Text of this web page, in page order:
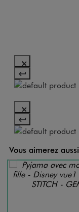
Vous aimerez aussi